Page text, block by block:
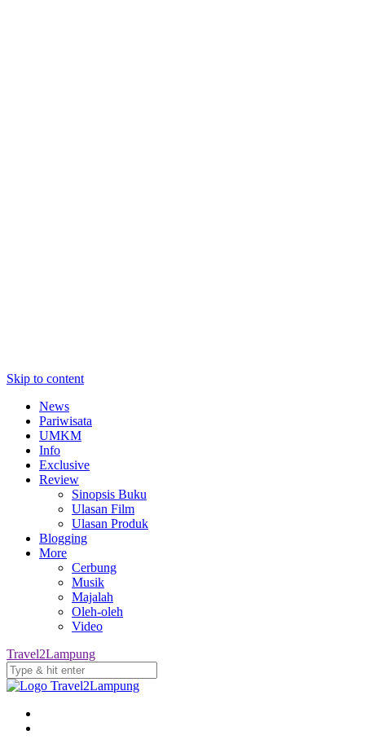
Skip to content
News
Pariwisata
UMKM
Info
Exclusive
Review
Sinopsis Buku
Ulasan Film
Ulasan Produk
Blogging
More
Cerbung
Musik
Majalah
Oleh-oleh
Video
Travel2Lampung